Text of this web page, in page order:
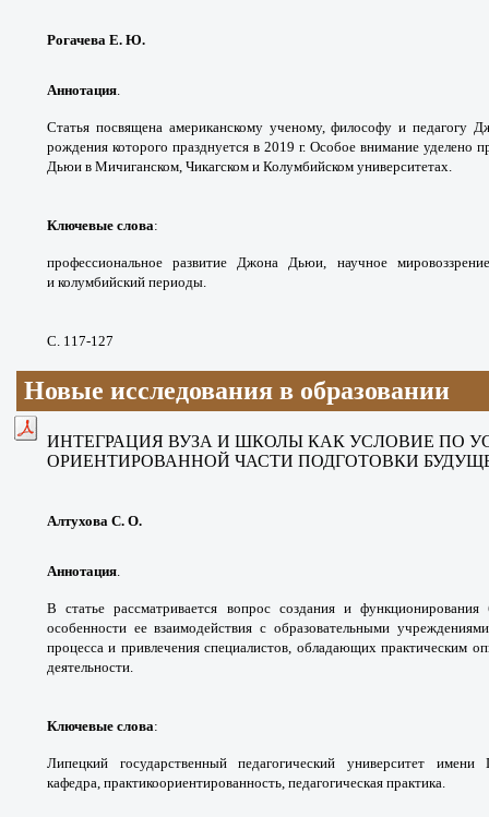
Рогачева Е. Ю.
Аннотация.
Статья посвящена американскому ученому, философу и педагогу
рождения которого празднуется в 2019 г. Особое внимание уделено
Дьюи в Мичиганском, Чикагском и Колумбийском университетах.
Ключевые слова:
профессиональное развитиеДжона Дьюи, научное
и колумбийский периоды.
С. 117-127
Новые исследования в образовании
ИНТЕГРАЦИЯ ВУЗА И ШКОЛЫ КАК УСЛОВИЕ ПО
ОРИЕНТИРОВАННОЙ ЧАСТИ ПОДГОТОВКИ
Алтухова С. О.
Аннотация.
В статье рассматривается вопрос создания и
особенности ее взаимодействия с образовательными
процесса и привлеченияспециалистов, обладающих практическим
деятельности.
Ключевые слова:
Липецкий государственныйпедагогический университет имени
кафедра, практикоориентированность, педагогическая практика.